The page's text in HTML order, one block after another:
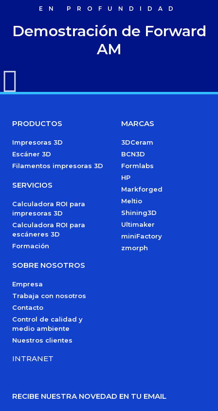
EN PROFUNDIDAD
Demostración de Forward
AM
PRODUCTOS
Impresoras 3D
Escáner 3D
Filamentos impresoras 3D
SERVICIOS
Calculadora ROI para
impresoras 3D
Calculadora ROI para
escáneres 3D
Formación
SOBRE NOSOTROS
Empresa
Trabaja con nosotros
Contacto
Control de calidad y
medio ambiente
Nuestros clientes
INTRANET
MARCAS
3DCeram
BCN3D
Formlabs
HP
Markforged
Meltio
Shining3D
Ultimaker
miniFactory
zmorph
RECIBE NUESTRA NOVEDAD EN TU EMAIL